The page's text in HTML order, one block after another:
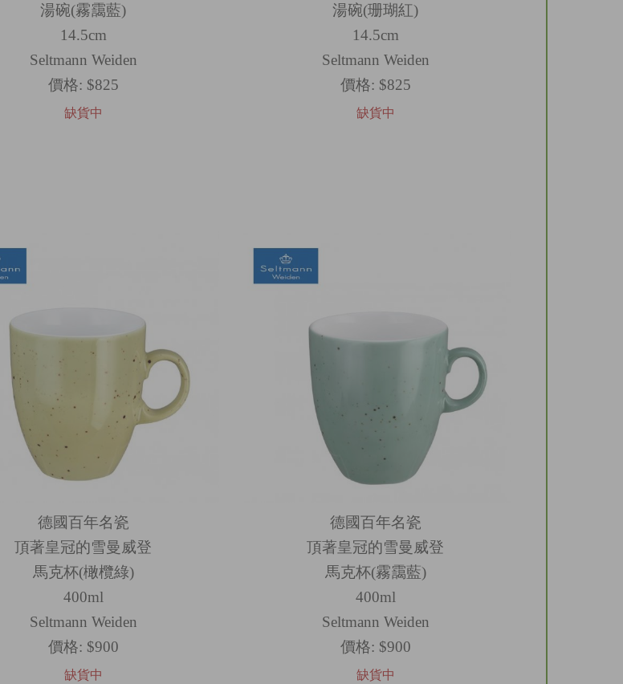
湯碗(霧靄藍)
14.5cm
Seltmann Weiden
價格: $825
缺貨中
湯碗(珊瑚紅)
14.5cm
Seltmann Weiden
價格: $825
缺貨中
德國百年名瓷
頂著皇冠的雪曼威登
馬克杯(橄欖綠)
400ml
Seltmann Weiden
價格: $900
缺貨中
德國百年名瓷
頂著皇冠的雪曼威登
馬克杯(霧靄藍)
400ml
Seltmann Weiden
價格: $900
缺貨中